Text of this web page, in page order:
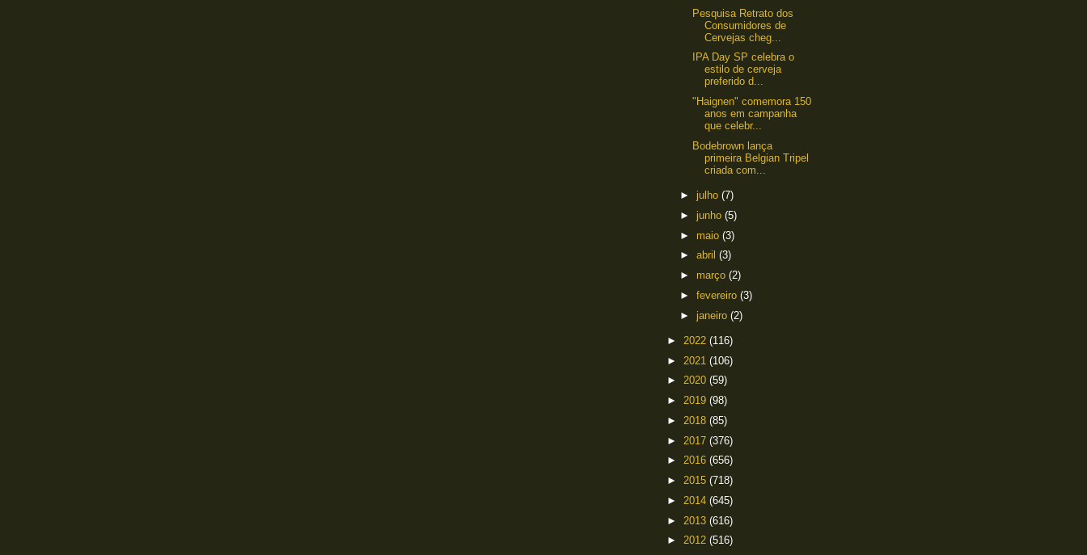
Pesquisa Retrato dos
Consumidores de
Cervejas cheg...
IPA Day SP celebra o
estilo de cerveja
preferido d...
"Haignen" comemora 150
anos em campanha
que celebr...
Bodebrown lança
primeira Belgian Tripel
criada com...
► julho (7)
► junho (5)
► maio (3)
► abril (3)
► março (2)
► fevereiro (3)
► janeiro (2)
► 2022 (116)
► 2021 (106)
► 2020 (59)
► 2019 (98)
► 2018 (85)
► 2017 (376)
► 2016 (656)
► 2015 (718)
► 2014 (645)
► 2013 (616)
► 2012 (516)